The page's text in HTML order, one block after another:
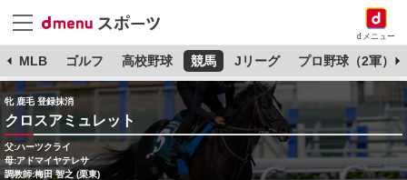
dメニュー
MLB ゴルフ 高校野球 競馬 Jリーグ プロ野球（2軍）
牝 鹿毛 登録抹消
クロスアミュレット
父:ハーツクライ
母:アドマイヤテレサ
調教師:梅田 智之 (栗東)